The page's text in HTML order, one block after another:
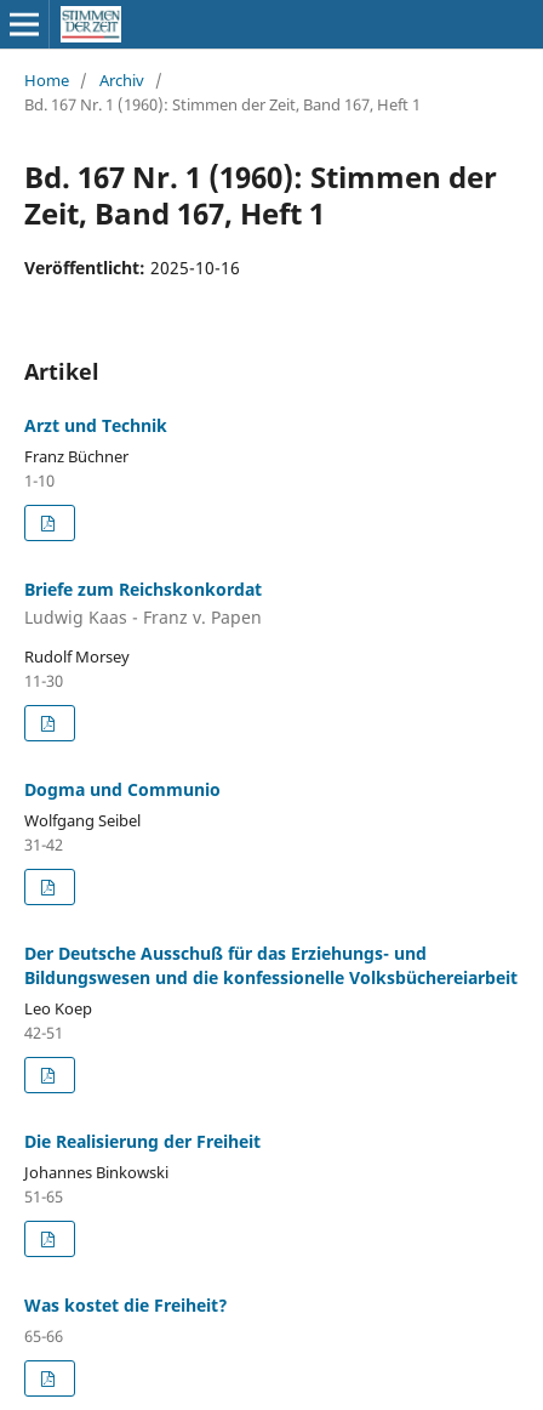
Home / Archiv /
Bd. 167 Nr. 1 (1960): Stimmen der Zeit, Band 167, Heft 1
Bd. 167 Nr. 1 (1960): Stimmen der
Zeit, Band 167, Heft 1
Veröffentlicht: 2025-10-16
Artikel
Arzt und Technik
Franz Büchner
1-10
Briefe zum Reichskonkordat
Ludwig Kaas - Franz v. Papen
Rudolf Morsey
11-30
Dogma und Communio
Wolfgang Seibel
31-42
Der Deutsche Ausschuß für das Erziehungs- und
Bildungswesen und die konfessionelle Volksbüchereiarbeit
Leo Koep
42-51
Die Realisierung der Freiheit
Johannes Binkowski
51-65
Was kostet die Freiheit?
65-66